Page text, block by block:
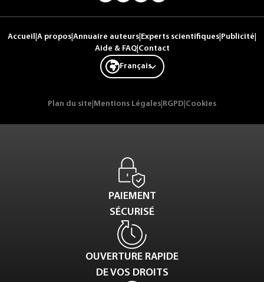
Accueil A propos Annuaire auteurs Experts scientifiques Publicité
Aide & FAQ| Contact
Français
Plan du site Mentions Légales RGPD Cookies
PAIEMENT
SÉCURISÉ
OUVERTURE RAPIDE
DE VOS DROITS